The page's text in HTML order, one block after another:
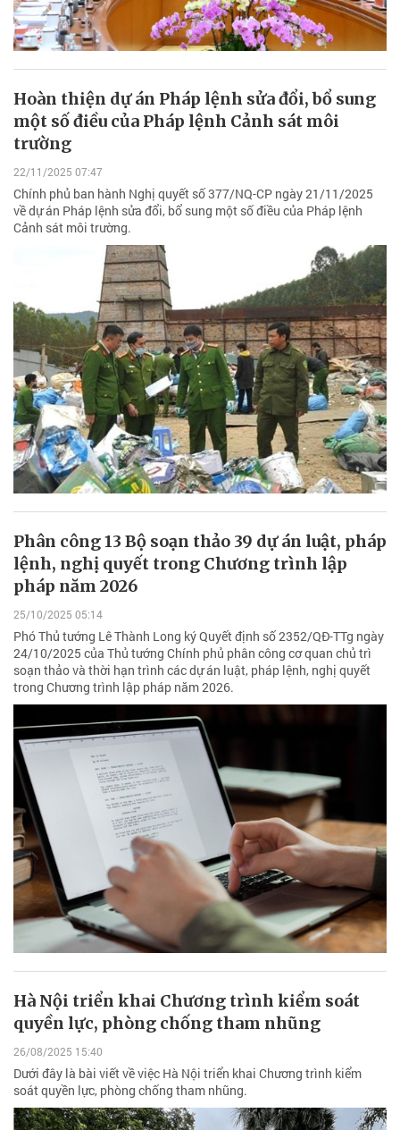
Hoàn thiện dự án Pháp lệnh sửa đổi, bổ sung
một số điều của Pháp lệnh Cảnh sát môi
trường
22/11/2025 07:47
Chính phủ ban hành Nghị quyết số 377/NQ-CP ngày 21/11/2025
về dự án Pháp lệnh sửa đổi, bổ sung một số điều của Pháp lệnh
Cảnh sát môi trường.
Phân công 13 Bộ soạn thảo 39 dự án luật, pháp
lệnh, nghị quyết trong Chương trình lập
pháp năm 2026
25/10/2025 05:14
Phó Thủ tướng Lê Thành Long ký Quyết định số 2352/QĐ-TTg ngày
24/10/2025 của Thủ tướng Chính phủ phân công cơ quan chủ trì
soạn thảo và thời hạn trình các dự án luật, pháp lệnh, nghị quyết
trong Chương trình lập pháp năm 2026.
Hà Nội triển khai Chương trình kiểm soát
quyền lực, phòng chống tham nhũng
26/08/2025 15:40
Dưới đây là bài viết về việc Hà Nội triển khai Chương trình kiểm
soát quyền lực, phòng chống tham nhũng.